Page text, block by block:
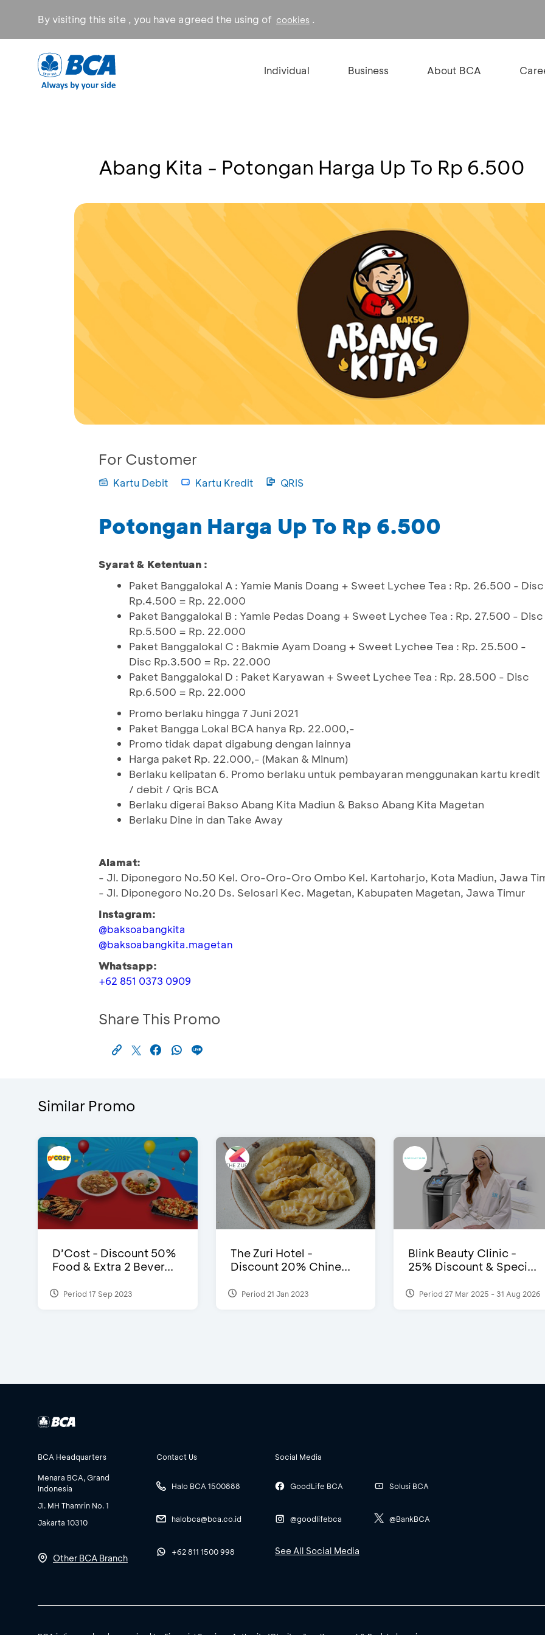
By visiting this site , you have agreed the using of cookies .
Individual Business About BCA
Abang Kita - Potongan Harga Up To Rp 6.500
For Customer
Kartu Debit Kartu Kredit QRIS
Potongan Harga Up To Rp 6.500
Syarat & Ketentuan :
Paket Banggalokal A : Yamie Manis Doang + Sweet Lychee Tea : Rp. 26.500 - Disc
Rp.4.500 = Rp. 22.000
Paket Banggalokal B : Yamie Pedas Doang + Sweet Lychee Tea : Rp. 27.500 - Disc
Rp.5.500 = Rp. 22.000
Paket Banggalokal C : Bakmie Ayam Doang + Sweet Lychee Tea : Rp. 25.500 -
Disc Rp.3.500 = Rp. 22.000
Paket Banggalokal D : Paket Karyawan + Sweet Lychee Tea : Rp. 28.500 - Disc
Rp.6.500 = Rp. 22.000
Promo berlaku hingga 7 Juni 2021
Paket Bangga Lokal BCA hanya Rp. 22.000,-
Promo tidak dapat digabung dengan lainnya
Harga paket Rp. 22.000,- (Makan & Minum)
Berlaku kelipatan 6. Promo berlaku untuk pembayaran menggunakan kartu kredit
/ debit / Qris BCA
Berlaku digerai Bakso Abang Kita Madiun & Bakso Abang Kita Magetan
Berlaku Dine in dan Take Away
Alamat:
- Jl. Diponegoro No.50 Kel. Oro-Oro-Oro Ombo Kel. Kartoharjo, Kota Madiun, Jawa
- Jl. Diponegoro No.20 Ds. Selosari Kec. Magetan, Kabupaten Magetan, Jawa Timur
Instagram:
@baksoabangkita
@baksoabangkita.magetan
Whatsapp:
+62 851 0373 0909
Share This Promo
Similar Promo
D’Cost - Discount 50%
Food & Extra 2 Bever...
Period 17 Sep 2023
The Zuri Hotel -
Discount 20% Chine...
Period 21 Jan 2023
Blink Beauty Clinic -
25% Discount & Speci...
Period 27 Mar 2025 - 31 Aug 2026
BCA Headquarters
Menara BCA, Grand
Indonesia
Jl. MH Thamrin No. 1
Jakarta 10310
Other BCA Branch
Contact Us
Halo BCA 1500888
halobca@bca.co.id
+62 811 1500 998
Social Media
GoodLife BCA
@goodlifebca
Solusi BCA
@BankBCA
See All Social Media